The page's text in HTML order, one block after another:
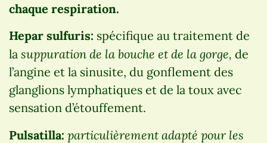
chaque respiration.
Hepar sulfuris: spécifique au traitement de
la suppuration de la bouche et de la gorge, de
l’angine et la sinusite, du gonflement des
glanglions lymphatiques et de la toux avec
sensation d’étouffement.
Pulsatilla: particulièrement adapté pour les